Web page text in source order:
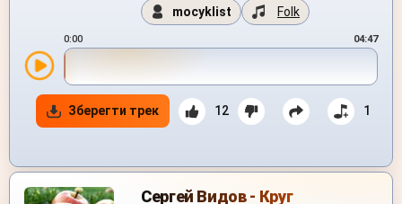
mocyklist
Folk
0:00 04:47
Зберегти трек 12 1
Сергей Видов - Круг